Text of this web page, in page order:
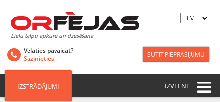
Lielu telpu apkure un dzesēšana
Vēlaties pavaicāt?
Sazinieties!
SŪTĪT PIEPRASĪJUMU
IZSTRĀDĀJUMI IZVĒLNE